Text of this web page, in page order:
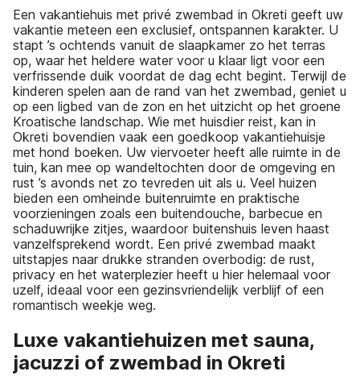
Een vakantiehuis met privé zwembad in Okreti geeft uw
vakantie meteen een exclusief, ontspannen karakter. U
stapt ’s ochtends vanuit de slaapkamer zo het terras
op, waar het heldere water voor u klaar ligt voor een
verfrissende duik voordat de dag echt begint. Terwijl de
kinderen spelen aan de rand van het zwembad, geniet u
op een ligbed van de zon en het uitzicht op het groene
Kroatische landschap. Wie met huisdier reist, kan in
Okreti bovendien vaak een goedkoop vakantiehuisje
met hond boeken. Uw viervoeter heeft alle ruimte in de
tuin, kan mee op wandeltochten door de omgeving en
rust ’s avonds net zo tevreden uit als u. Veel huizen
bieden een omheinde buitenruimte en praktische
voorzieningen zoals een buitendouche, barbecue en
schaduwrijke zitjes, waardoor buitenshuis leven haast
vanzelfsprekend wordt. Een privé zwembad maakt
uitstapjes naar drukke stranden overbodig: de rust,
privacy en het waterplezier heeft u hier helemaal voor
uzelf, ideaal voor een gezinsvriendelijk verblijf of een
romantisch weekje weg.
Luxe vakantiehuizen met sauna,
jacuzzi of zwembad in Okreti